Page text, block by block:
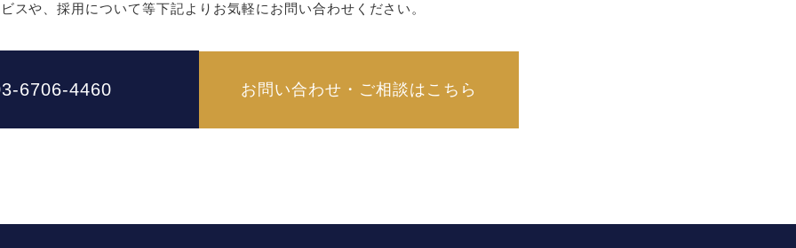
スや、採用について等下記よりお気軽にお問い合わせください。
6706-4460 お問い合わせ・ご相談はこちら